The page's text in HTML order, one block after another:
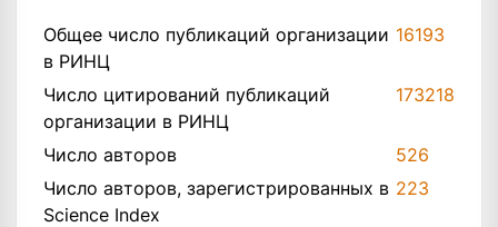
Общее число публикаций организации
в РИНЦ
16193
Число цитирований публикаций
организации в РИНЦ
173218
Число авторов
526
Число авторов, зарегистрированных в
Science Index
223